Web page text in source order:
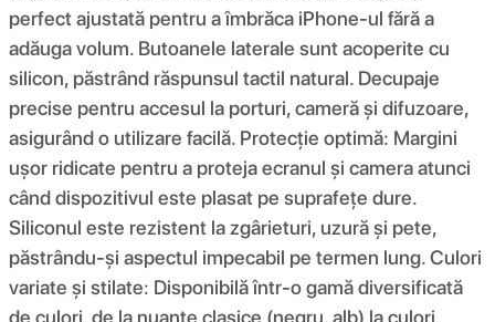
perfect ajustată pentru a îmbrăca iPhone-ul fără a
adăuga volum. Butoanele laterale sunt acoperite cu
silicon, păstrând răspunsul tactil natural. Decupaje
precise pentru accesul la porturi, cameră și difuzoare,
asigurând o utilizare facilă. Protecție optimă: Margini
ușor ridicate pentru a proteja ecranul și camera atunci
când dispozitivul este plasat pe suprafețe dure.
Siliconul este rezistent la zgârieturi, uzură și pete,
păstrându-și aspectul impecabil pe termen lung. Culori
variate și stilate: Disponibilă într-o gamă diversificată
de culori, de la nuanțe clasice (negru, alb) la culori